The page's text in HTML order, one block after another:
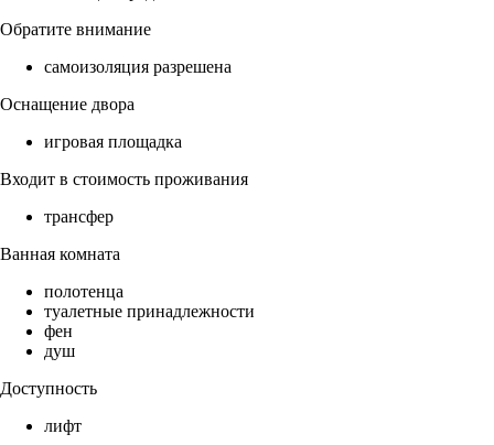
Обратите внимание
самоизоляция разрешена
Оснащение двора
игровая площадка
Входит в стоимость проживания
трансфер
Ванная комната
полотенца
туалетные принадлежности
фен
душ
Доступность
лифт